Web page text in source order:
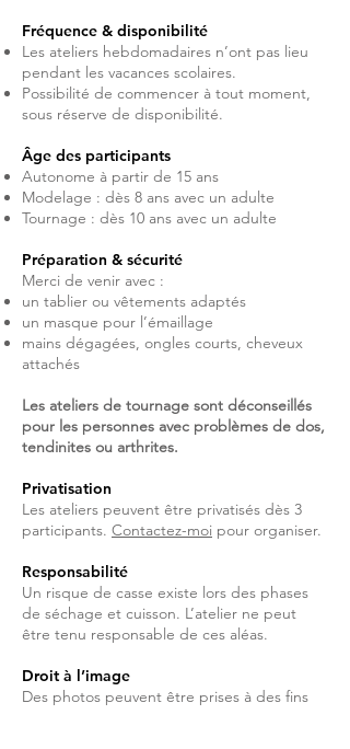
Fréquence & disponibilité
Les ateliers hebdomadaires n’ont pas lieu
pendant les vacances scolaires.
Possibilité de commencer à tout moment,
sous réserve de disponibilité.
Âge des participants
Autonome à partir de 15 ans
Modelage : dès 8 ans avec un adulte
Tournage : dès 10 ans avec un adulte
Préparation & sécurité
Merci de venir avec :
un tablier ou vêtements adaptés
un masque pour l’émaillage
mains dégagées, ongles courts, cheveux
attachés
Les ateliers de tournage sont déconseillés
pour les personnes avec problèmes de dos,
tendinites ou arthrites.
Privatisation
Les ateliers peuvent être privatisés dès 3
participants. Contactez-moi pour organiser.
Responsabilité
Un risque de casse existe lors des phases
de séchage et cuisson. L’atelier ne peut
être tenu responsable de ces aléas.
Droit à l’image
Des photos peuvent être prises à des fins